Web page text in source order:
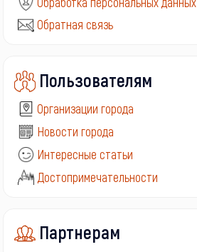
Обратная связь
Пользователям
Организации города
Новости города
Интересные статьи
Достопримечательности
Партнерам